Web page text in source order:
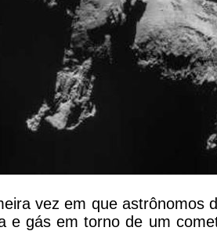
vez em que astrônomos
e gás em torno de um